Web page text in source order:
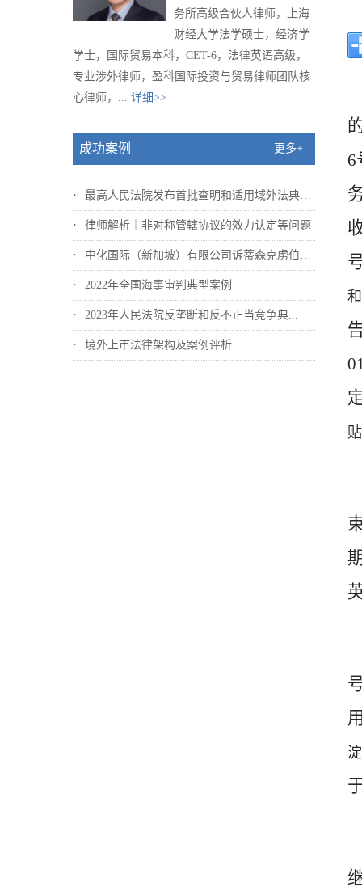
务所高级合伙人律师，上海
财经大学法学硕士，经济学
学士，国际贸易本科，CET-6，法律英语高级，
专业涉外律师，盈科国际投资与贸易律师团队核
心律师，... 详细>>
成功案例 更多+
最高人民法院发布首批查明和适用域外法典型...
律师解析｜非对称管辖协议的效力认定等问题
中化国际（新加坡）有限公司诉蒂森克虏伯冶...
2022年全国海事审判典型案例
2023年人民法院反垄断和反不正当竞争典...
境外上市法律架构及案例评析
6